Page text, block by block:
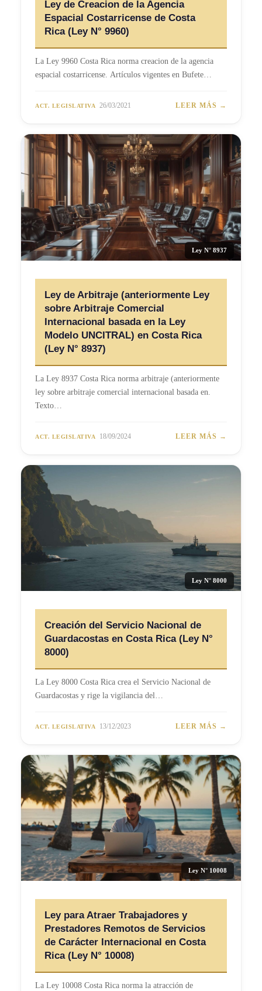
Ley de Creacion de la Agencia
Espacial Costarricense de Costa
Rica (Ley N° 9960)
La Ley 9960 Costa Rica norma creacion de la agencia
espacial costarricense. Artículos vigentes en Bufete…
ACT. LEGISLATIVA 26/03/2021 LEER MÁS →
Ley N° 8937
Ley de Arbitraje (anteriormente Ley
sobre Arbitraje Comercial
Internacional basada en la Ley
Modelo UNCITRAL) en Costa Rica
(Ley N° 8937)
La Ley 8937 Costa Rica norma arbitraje (anteriormente
ley sobre arbitraje comercial internacional basada en.
Texto…
ACT. LEGISLATIVA 18/09/2024 LEER MÁS →
Ley N° 8000
Creación del Servicio Nacional de
Guardacostas en Costa Rica (Ley N°
8000)
La Ley 8000 Costa Rica crea el Servicio Nacional de
Guardacostas y rige la vigilancia del…
ACT. LEGISLATIVA 13/12/2023 LEER MÁS →
Ley N° 10008
Ley para Atraer Trabajadores y
Prestadores Remotos de Servicios
de Carácter Internacional en Costa
Rica (Ley N° 10008)
La Ley 10008 Costa Rica norma la atracción de